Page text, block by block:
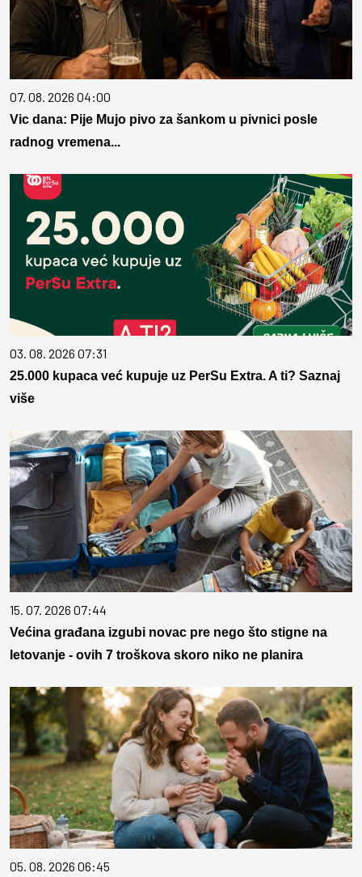
07. 08. 2026 04:00
Vic dana: Pije Mujo pivo za šankom u pivnici posle
radnog vremena...
03. 08. 2026 07:31
25.000 kupaca već kupuje uz PerSu Extra. A ti? Saznaj
više
15. 07. 2026 07:44
Većina građana izgubi novac pre nego što stigne na
letovanje - ovih 7 troškova skoro niko ne planira
05. 08. 2026 06:45